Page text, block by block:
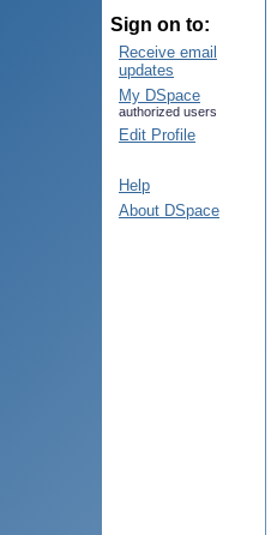
Sign on to:
Receive email
updates
My DSpace
authorized users
Edit Profile
Help
About DSpace